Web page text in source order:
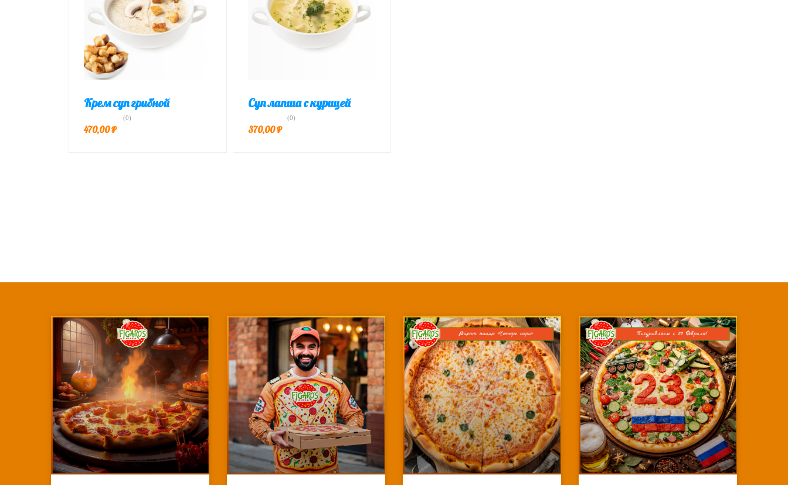
Крем суп грибной
(0)
470,00₽
Суп лапша с курицей
(0)
370,00₽